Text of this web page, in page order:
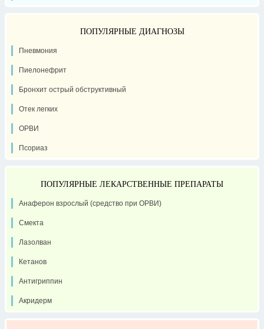
ПОПУЛЯРНЫЕ ДИАГНОЗЫ
Пневмония
Пиелонефрит
Бронхит острый обструктивный
Отек легких
ОРВИ
Псориаз
ПОПУЛЯРНЫЕ ЛЕКАРСТВЕННЫЕ ПРЕПАРАТЫ
Анаферон взрослый (средство при ОРВИ)
Смекта
Лазолван
Кетанов
Антигриппин
Акридерм